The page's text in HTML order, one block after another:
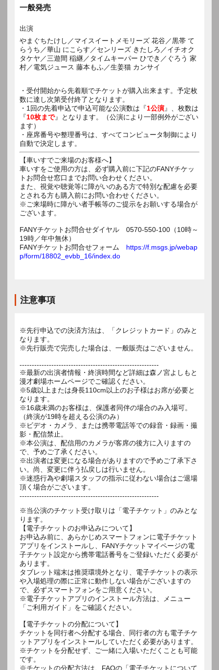
一般発売
出演
やまぐちたけし／マイスイートメモリーズ 花谷／黒帯 て
らうち／華山 にこらす／センリーズ きたしろ／イチオク
タケヤ／三遊間 稲継／タイムキーパー ひでき／ぐろう 家
村／電気ジュース 藤本もふ／生姜猫 カンサイ
・受付開始から先着順でチケットが購入出来ます。予定枚
数に達し次第受付終了となります。
・1回の先着申込で申込可能な公演数は『1公演』、枚数は
『10枚まで』となります。（公演により一部例外がござい
ます）
・座席番号や整理番号は、すべてコンピュータ制御により
自動で決定します。
【車いすでご来場のお客様へ】
車いすをご使用の方は、必ず購入前に下記のFANYチケッ
トお問合せ窓口までお問い合わせください。
また、視覚や聴覚等に障がいのある方で特別な配慮を必要
とされる方も購入前にお問い合わせください。
※ご来場時に障がい者手帳等のご提示をお願いする場合が
ございます。
FANYチケットお問合せダイヤル 0570-550-100（10時～
19時／年中無休）
FANYチケットお問合せフォーム https://f.msgs.jp/webap
p/form/18802_evbb_16/index.do
注意事項
※先行申込での決済方法は、「クレジットカード」のみと
なります。
※先行販売で完売した場合は、一般販売はございません。
---------------------------------------------------------
※最新の出演者情報・終演時間など詳細は森ノ宮よしもと
漫才劇場ホームページでご確認ください。
※5歳以上または身長110cm以上のお子様はお席が必要と
なります。
※16歳未満のお客様は、保護者同伴の場合のみ入場可。
（終演が19時を超える公演のみ）
※ビデオ・カメラ、または携帯電話等での録音・録画・撮
影・配信禁止。
※本公演は、配信用のカメラが客席の後方に入りますの
で、予めご了承ください。
※出演者は変更になる場合がありますので予めご了承下さ
い。尚、変更に伴う払戻しは行いません。
※迷惑行為や劇場スタッフの指示に従わない場合はご退場
頂く場合がございます。
---------------------------------------------------------
※当公演のチケット受け取りは「電子チケット」のみとな
ります。
【電子チケットのお申込みについて】
お申込み前に、あらかじめスマートフォンに電子チケット
アプリをインストールし、FANYチケットマイページの電
子チケット設定から携帯電話番号をご登録いただく必要が
あります。
タブレット端末は推奨環境外となり、電子チケットの表示
や入場処理の際に正常に動作しない場合がございますの
で、必ずスマートフォンをご用意ください。
※電子チケットアプリのインストール方法は、メニュー
「ご利用ガイド」をご確認ください。
【電子チケットの分配について】
チケットを同行者へ分配する場合、同行者の方も電子チケ
ットアプリをインストールしていただく必要があります。
※チケットを分配せず、ご一緒に入場いただくことも可能
です。
※チケットの分配方法は、FAQの「電子チケットについて